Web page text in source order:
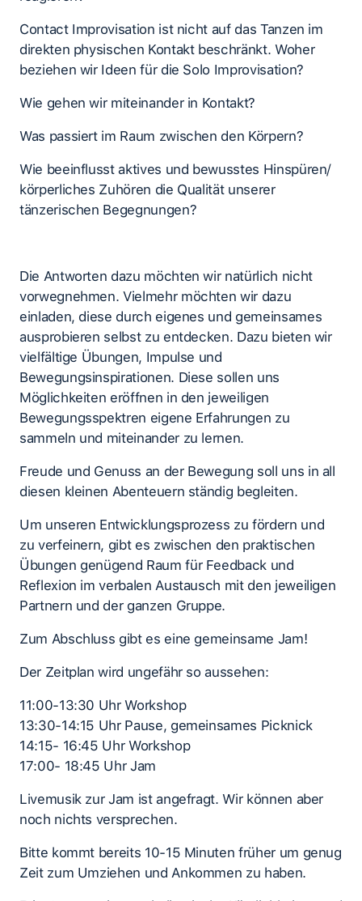
Contact Improvisation ist nicht auf das Tanzen im
direkten physischen Kontakt beschränkt. Woher
beziehen wir Ideen für die Solo Improvisation?
Wie gehen wir miteinander in Kontakt?
Was passiert im Raum zwischen den Körpern?
Wie beeinflusst aktives und bewusstes Hinspüren/
körperliches Zuhören die Qualität unserer
tänzerischen Begegnungen?
Die Antworten dazu möchten wir natürlich nicht
vorwegnehmen. Vielmehr möchten wir dazu
einladen, diese durch eigenes und gemeinsames
ausprobieren selbst zu entdecken. Dazu bieten wir
vielfältige Übungen, Impulse und
Bewegungsinspirationen. Diese sollen uns
Möglichkeiten eröffnen in den jeweiligen
Bewegungsspektren eigene Erfahrungen zu
sammeln und miteinander zu lernen.
Freude und Genuss an der Bewegung soll uns in all
diesen kleinen Abenteuern ständig begleiten.
Um unseren Entwicklungsprozess zu fördern und
zu verfeinern, gibt es zwischen den praktischen
Übungen genügend Raum für Feedback und
Reflexion im verbalen Austausch mit den jeweiligen
Partnern und der ganzen Gruppe.
Zum Abschluss gibt es eine gemeinsame Jam!
Der Zeitplan wird ungefähr so aussehen:
11:00-13:30 Uhr Workshop
13:30-14:15 Uhr Pause, gemeinsames Picknick
14:15- 16:45 Uhr Workshop
17:00- 18:45 Uhr Jam
Livemusik zur Jam ist angefragt. Wir können aber
noch nichts versprechen.
Bitte kommt bereits 10-15 Minuten früher um genug
Zeit zum Umziehen und Ankommen zu haben.